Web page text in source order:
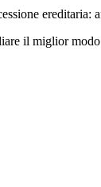
ereditaria:
il miglior